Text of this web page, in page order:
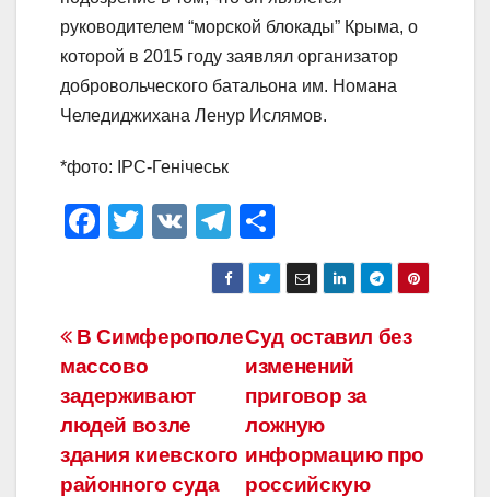
руководителем “морской блокады” Крыма, о
которой в 2015 году заявлял организатор
добровольческого батальона им. Номана
Челедиджихана Ленур Ислямов.
*фото: IPC-Генічеськ
F
e
b
o
o
k
T
er
V
T
el
e
gr
a
m
тп
р
а
в
и
ть
Навигация
по
записям
Суд оставил без
изменений
приговор за
ложную
информацию про
российскую
В Симферополе
массово
задерживают
людей возле
здания киевского
районного суда